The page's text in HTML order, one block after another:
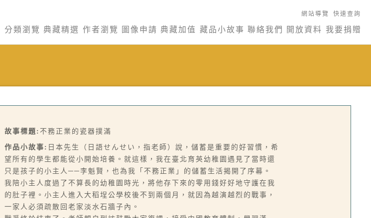
網站導覽 快速查詢
分類瀏覽 典藏精選 作者瀏覽 圖像申請 典藏加值 藏品小故事 聯絡我們 開放資料 我要捐贈
故事標題: 不務正業的瓷器撲滿
作品小故事: 日本先生（日語せんせい，指老師）說，儲蓄是重要的好習慣，希
望所有的學生都能從小開始培養。就這樣，我在臺北育英幼稚園遇見了當時還
只是孩子的小主人──李魁賢，也為我「不務正業」的儲蓄生活揭開了序幕。
我陪小主人度過了不算長的幼稚園時光，將他存下來的零用錢好好地守護在我
的肚子裡。小主人進入大稻埕公學校後不到兩個月，就因為越演越烈的戰事，
一家人必須疏散回老家淡水石牆子內。